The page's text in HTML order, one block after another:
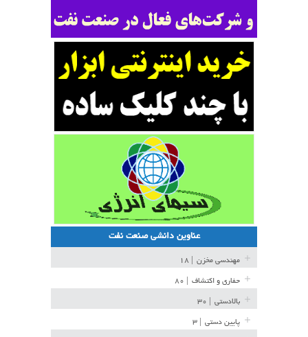
عناوین دانشی صنعت نفت
مهندسی مخزن
حفاری و اکتشاف
بالادستی
پایین دستی